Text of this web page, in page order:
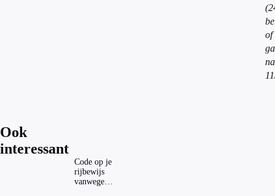
of
ga
Ook
interessant
Code op je
rijbewijs
vanwege